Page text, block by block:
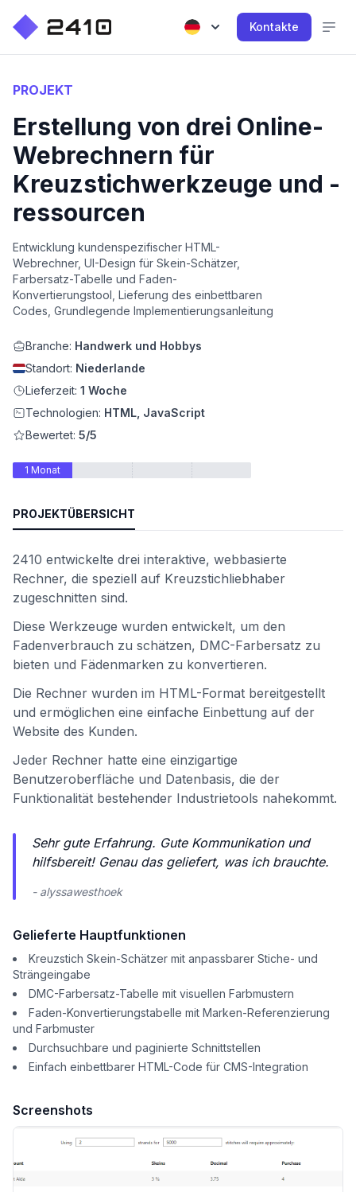
Kontakte
PROJEKT
Erstellung von drei Online-
Webrechnern für
Kreuzstichwerkzeuge und -
ressourcen
Entwicklung kundenspezifischer HTML-
Webrechner, UI-Design für Skein-Schätzer,
Farbersatz-Tabelle und Faden-
Konvertierungstool, Lieferung des einbettbaren
Codes, Grundlegende Implementierungsanleitung
Branche: Handwerk und Hobbys
Standort: Niederlande
Lieferzeit: 1 Woche
Technologien: HTML, JavaScript
Bewertet: 5/5
1 Monat
PROJEKTÜBERSICHT
2410 entwickelte drei interaktive, webbasierte
Rechner, die speziell auf Kreuzstichliebhaber
zugeschnitten sind.
Diese Werkzeuge wurden entwickelt, um den
Fadenverbrauch zu schätzen, DMC-Farbersatz zu
bieten und Fädenmarken zu konvertieren.
Die Rechner wurden im HTML-Format bereitgestellt
und ermöglichen eine einfache Einbettung auf der
Website des Kunden.
Jeder Rechner hatte eine einzigartige
Benutzeroberfläche und Datenbasis, die der
Funktionalität bestehender Industrietools nahekommt.
Sehr gute Erfahrung. Gute Kommunikation und
hilfsbereit! Genau das geliefert, was ich brauchte.
- alyssawesthoek
Gelieferte Hauptfunktionen
Kreuzstich Skein-Schätzer mit anpassbarer Stiche- und
Strängeingabe
DMC-Farbersatz-Tabelle mit visuellen Farbmustern
Faden-Konvertierungstabelle mit Marken-Referenzierung
und Farbmuster
Durchsuchbare und paginierte Schnittstellen
Einfach einbettbarer HTML-Code für CMS-Integration
Screenshots